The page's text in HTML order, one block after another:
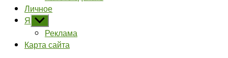
Личное
Я Показывать
подменю
Реклама
Карта сайта